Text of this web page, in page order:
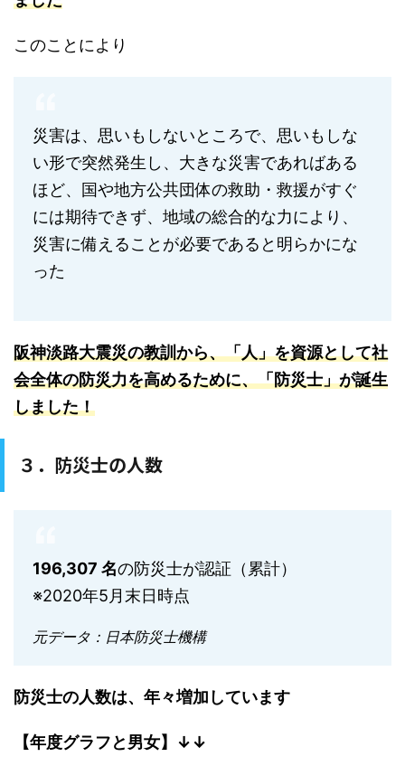
このことにより
災害は、思いもしないところで、思いもしな
い形で突然発生し、大きな災害であればある
ほど、国や地方公共団体の救助・救援がすぐ
には期待できず、地域の総合的な力により、
災害に備えることが必要であると明らかにな
った
阪神淡路大震災の教訓から、「人」を資源として社
会全体の防災力を高めるために、「防災士」が誕生
しました！
３．防災士の人数
196,307 名の防災士が認証（累計）
※2020年5月末日時点
元データ：日本防災士機構
防災士の人数は、年々増加しています
【年度グラフと男女】↓↓